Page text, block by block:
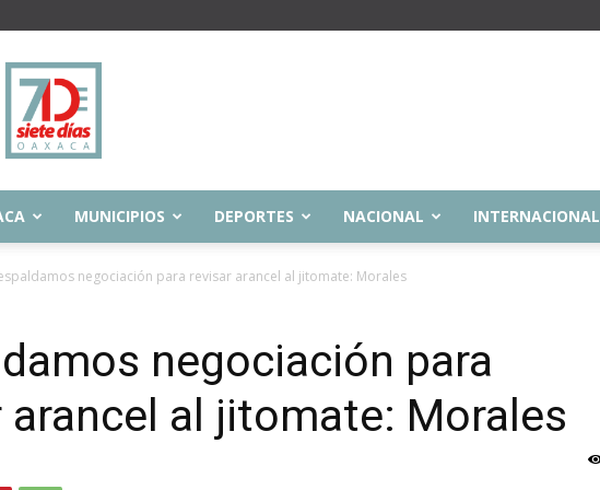
Siete
Días
Oaxaca
MUNICIPIOS DEPORTES NACIONAL INTERNACIONAL
negociación para revisar arancel al jitomate: Morales
negociación para
arancel al jitomate: Morales